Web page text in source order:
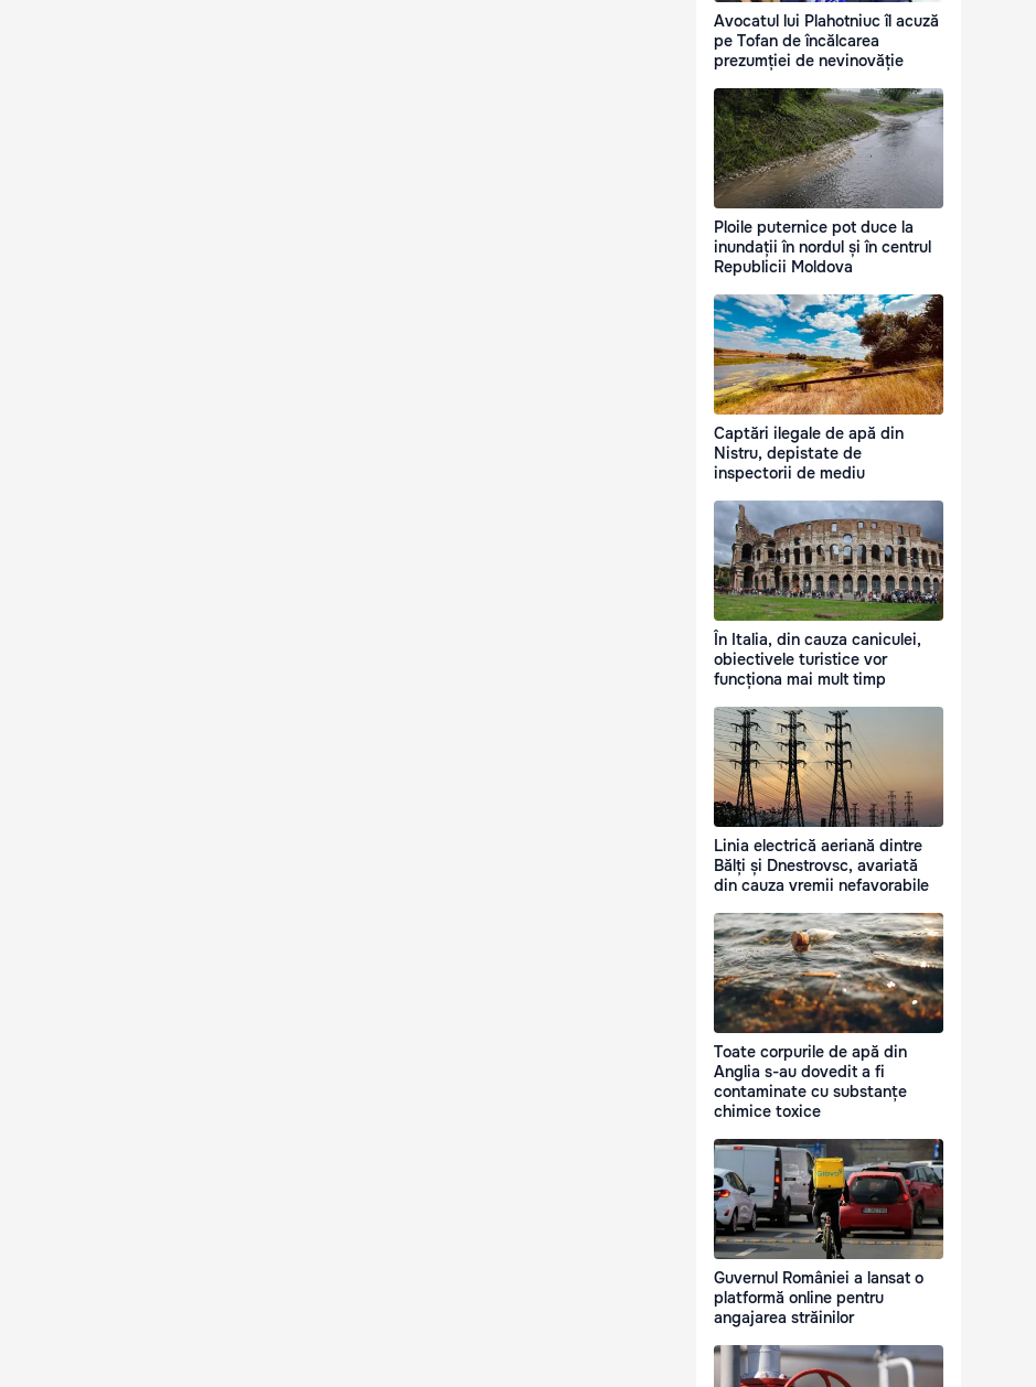
Avocatul lui Plahotniuc îl acuză
pe Tofan de încălcarea
prezumției de nevinovăție
Ploile puternice pot duce la
inundații în nordul și în centrul
Republicii Moldova
Captări ilegale de apă din
Nistru, depistate de
inspectorii de mediu
În Italia, din cauza caniculei,
obiectivele turistice vor
funcționa mai mult timp
Linia electrică aeriană dintre
Bălți și Dnestrovsc, avariată
din cauza vremii nefavorabile
Toate corpurile de apă din
Anglia s-au dovedit a fi
contaminate cu substanțe
chimice toxice
Guvernul României a lansat o
platformă online pentru
angajarea străinilor